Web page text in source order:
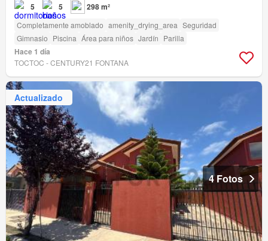
5 5 298 m²
Completamente amoblado amenity_drying_area Seguridad
Gimnasio Piscina Área para niños Jardín Parilla
Hace 1 día
TOCTOC - CENTURY21 FONTANA
Actualizado
4 Fotos